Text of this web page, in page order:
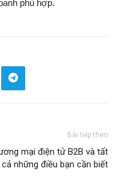
phù hợp.
Bài tiếp theo
mại điện tử B2B và tất
cả những điều bạn cần biết